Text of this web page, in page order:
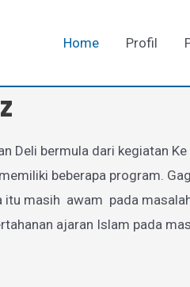
Home Profil
Deli bermula dari
beberapa program.
masih awam pada
ajaran Islam pada